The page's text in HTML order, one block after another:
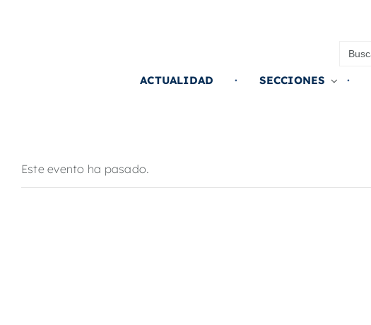
ACTUALIDAD
SECCIONES
Este evento ha pasado.